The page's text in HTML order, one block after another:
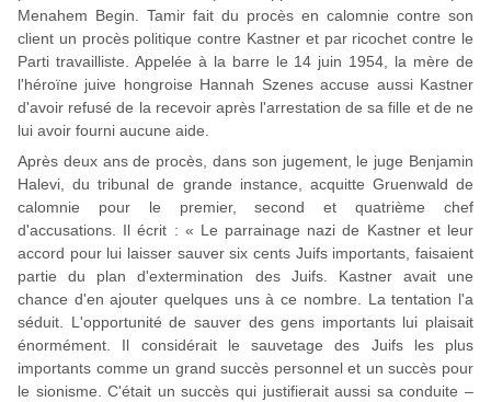
Menahem Begin. Tamir fait du procès en calomnie contre son
client un procès politique contre Kastner et par ricochet contre le
Parti travailliste. Appelée à la barre le 14 juin 1954, la mère de
l'héroïne juive hongroise Hannah Szenes accuse aussi Kastner
d'avoir refusé de la recevoir après l'arrestation de sa fille et de ne
lui avoir fourni aucune aide.
Après deux ans de procès, dans son jugement, le juge Benjamin
Halevi, du tribunal de grande instance, acquitte Gruenwald de
calomnie pour le premier, second et quatrième chef
d'accusations. Il écrit : « Le parrainage nazi de Kastner et leur
accord pour lui laisser sauver six cents Juifs importants, faisaient
partie du plan d'extermination des Juifs. Kastner avait une
chance d'en ajouter quelques uns à ce nombre. La tentation l'a
séduit. L'opportunité de sauver des gens importants lui plaisait
énormément. Il considérait le sauvetage des Juifs les plus
importants comme un grand succès personnel et un succès pour
le sionisme. C'était un succès qui justifierait aussi sa conduite –